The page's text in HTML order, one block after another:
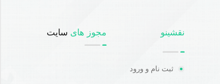
نقشینو
ثبت نام و ورود
مجوز های سایت